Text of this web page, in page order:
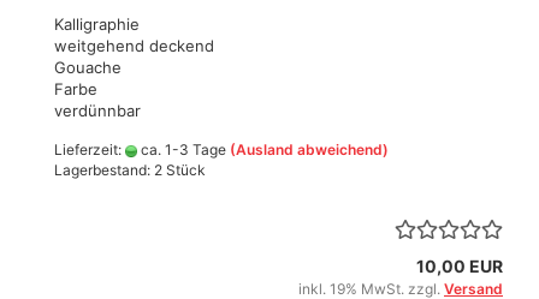
Kalligraphie
weitgehend deckend
Gouache
Farbe
verdünnbar
Lieferzeit: ca. 1-3 Tage (Ausland abweichend)
Lagerbestand: 2 Stück
10,00 EUR
inkl. 19% MwSt. zzgl. Versand